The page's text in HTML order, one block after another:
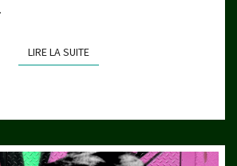
LIRE LA SUITELIRE LA SUITE